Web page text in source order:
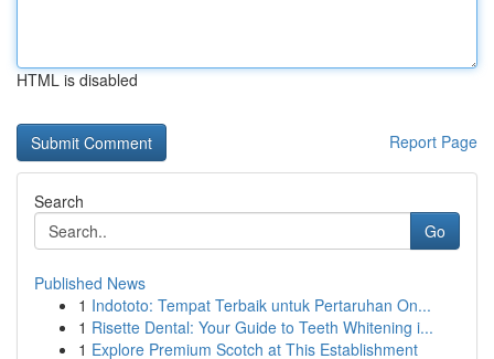
HTML is disabled
Report Page
Search
Go
Published News
1 Indototo: Tempat Terbaik untuk Pertaruhan On...
1 Risette Dental: Your Guide to Teeth Whitening i...
1 Explore Premium Scotch at This Establishment